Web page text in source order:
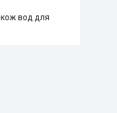
вод для